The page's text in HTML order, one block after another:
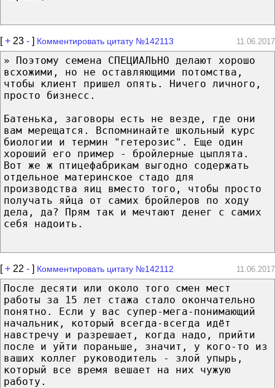
[+ 23 - ] Комментировать цитату №142113 11.06.2017
» Поэтому семена СПЕЦИАЛЬНО делают хорошо
всхожими, но не оставляющими потомства,
чтобы клиент пришел опять. Ничего личного,
просто бизнесс.
Батенька, заговоры есть не везде, где они
вам мерещатся. Вспомнинайте школьный курс
биологии и термин "гетерозис". Еще один
хороший его пример - бройлерные цыплята.
Вот же ж птицефабрикам выгодно содержать
отдельное материнское стадо для
производства яиц вместо того, чтобы просто
получать яйца от самих бройлеров по ходу
дела, да? Прям так и мечтают денег с самих
себя надоить.
[+ 22 - ] Комментировать цитату №142112 11.06.2017
После десяти или около того смен мест
работы за 15 лет стажа стало окончательно
понятно. Если у вас супер-мега-понимающий
начальник, который всегда-всегда идёт
навстречу и разрешает, когда надо, прийти
после и уйти пораньше, значит, у кого-то из
ваших коллег руководитель - злой упырь,
который все время вешает на них чужую
работу.